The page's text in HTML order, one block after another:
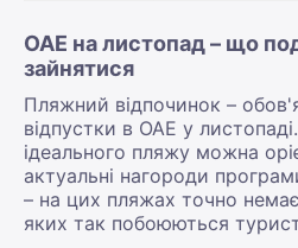
ОАЕ на листопад – що
зайнятися
Пляжний відпочинок –
відпустки в ОАЕ у
ідеального пляжу можна
актуальні нагороди
– на цих пляжах точно немає
яких так побоюються